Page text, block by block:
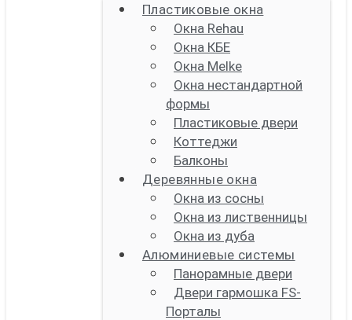
Пластиковые окна
Окна Rehau
Окна КБЕ
Окна Melke
Окна нестандартной
формы
Пластиковые двери
Коттеджи
Балконы
Деревянные окна
Окна из сосны
Окна из лиственницы
Окна из дуба
Алюминиевые системы
Панорамные двери
Двери гармошка FS-
Порталы